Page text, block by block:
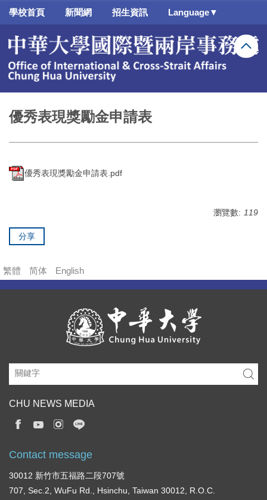
跳
要
容
學校首頁 新聞網 招生資訊 Language▼
優秀表現獎勵金申請表
優秀表現獎勵金申請表.pdf
瀏覽數: 119
分享
繁體 简体 English
CHU NEWS MEDIA
Contact message
30012 新竹市五福路二段707號
707, Sec.2, WuFu Rd., Hsinchu, Taiwan 30012, R.O.C.